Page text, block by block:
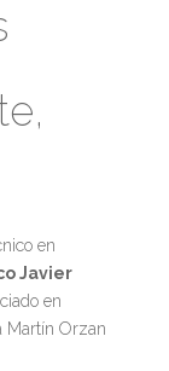
en
Javier
en
Martín Orzan